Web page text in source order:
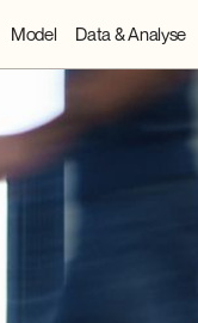
Model Data & Analyse